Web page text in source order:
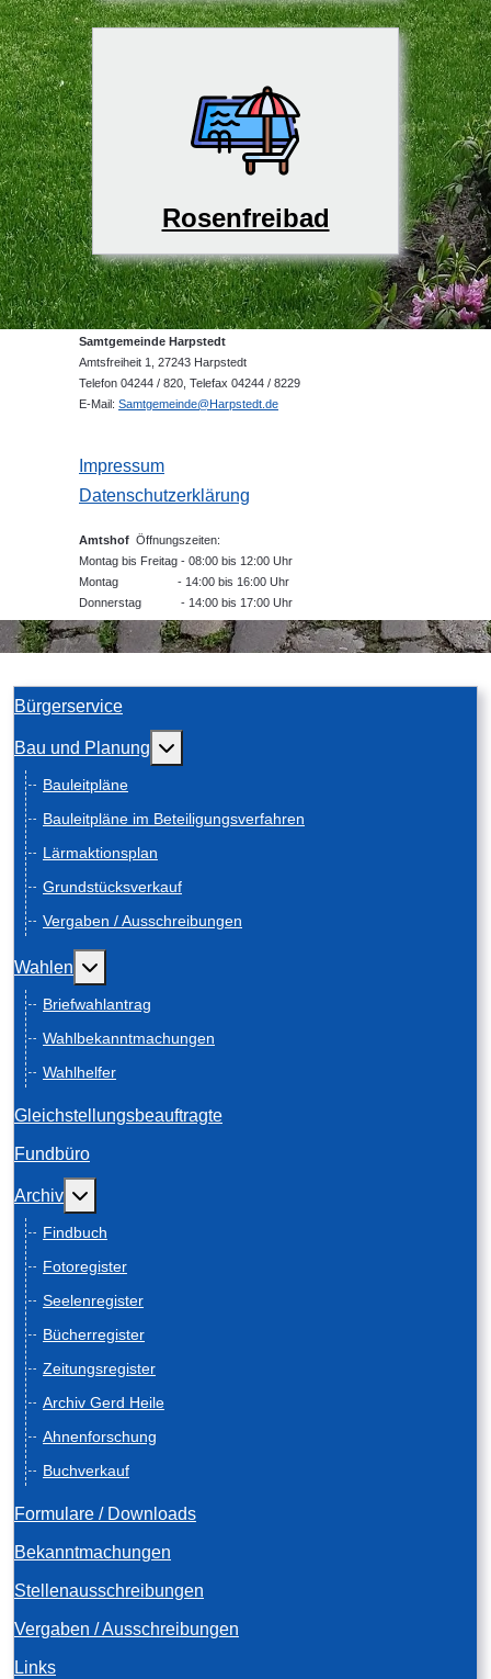
Rosenfreibad
Samtgemeinde Harpstedt
Amtsfreiheit 1, 27243 Harpstedt
Telefon 04244 / 820, Telefax 04244 / 8229
E-Mail: Samtgemeinde@Harpstedt.de
Impressum
Datenschutzerklärung
Amtshof Öffnungszeiten:
Montag bis Freitag - 08:00 bis 12:00 Uhr
Montag - 14:00 bis 16:00 Uhr
Donnerstag - 14:00 bis 17:00 Uhr
Bürgerservice
Bau und Planung Weitere Informationen: Bau und Planung
Bauleitpläne
Bauleitpläne im Beteiligungsverfahren
Lärmaktionsplan
Grundstücksverkauf
Vergaben / Ausschreibungen
Wahlen Weitere Informationen: Wahlen
Briefwahlantrag
Wahlbekanntmachungen
Wahlhelfer
Gleichstellungsbeauftragte
Fundbüro
Archiv Weitere Informationen: Archiv
Findbuch
Fotoregister
Seelenregister
Bücherregister
Zeitungsregister
Archiv Gerd Heile
Ahnenforschung
Buchverkauf
Formulare / Downloads
Bekanntmachungen
Stellenausschreibungen
Vergaben / Ausschreibungen
Links